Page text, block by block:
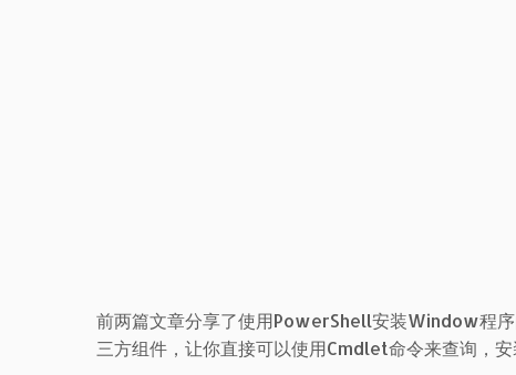
前两篇文章分享了使用PowerShell安装Window程
三方组件，让你直接可以使用Cmdlet命令来查询，